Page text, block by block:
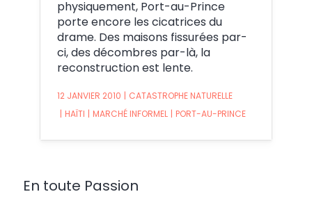
physiquement, Port-au-Prince
porte encore les cicatrices du
drame. Des maisons fissurées par-
ci, des décombres par-là, la
reconstruction est lente.
12 JANVIER 2010 | CATASTROPHE NATURELLE
| HAÏTI | MARCHÉ INFORMEL | PORT-AU-PRINCE
En toute Passion